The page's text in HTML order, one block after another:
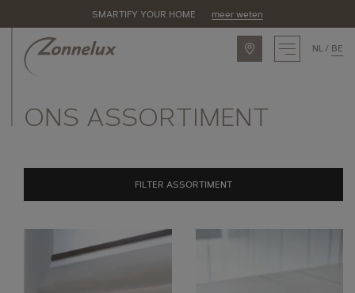
SMARTIFY YOUR HOME meer weten
OPLOSSINGEN
NL BE
ONS ASSORTIMENT
FILTER ASSORTIMENT